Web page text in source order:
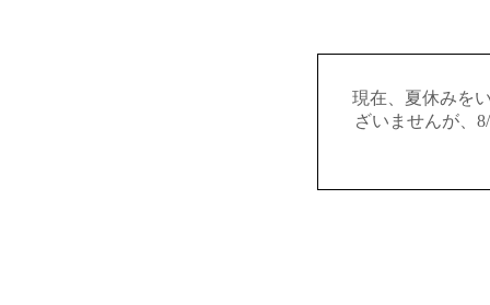
現在、夏休みを
ざいませんが、